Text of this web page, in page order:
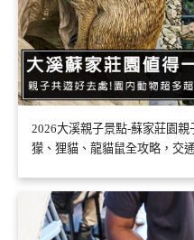
2026大溪親子景點-蘇家莊園
獴、狸貓、龍貓鼠全攻略，交